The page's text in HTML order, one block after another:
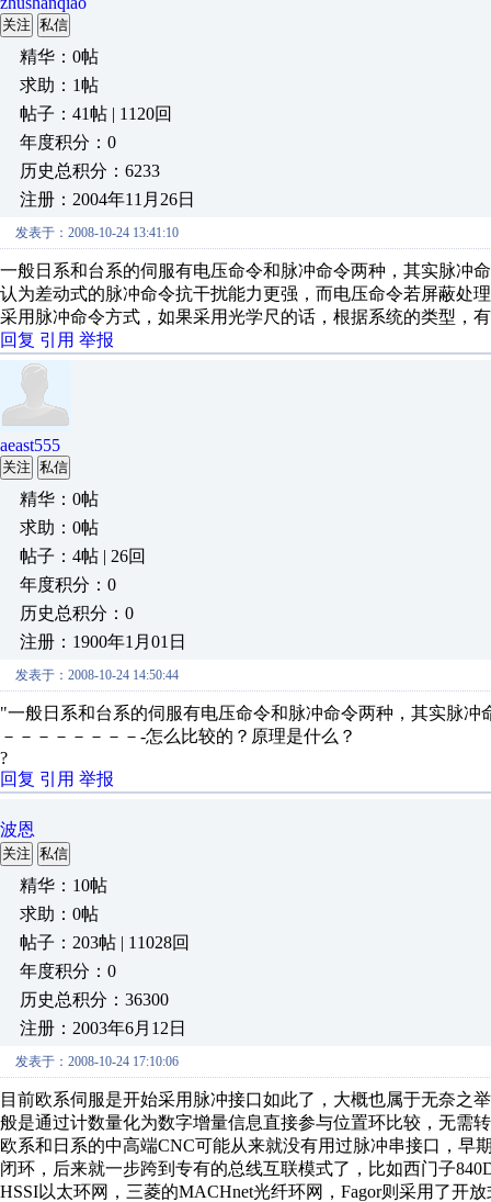
关注 私信
精华：0帖
求助：1帖
帖子：41帖 | 1120回
年度积分：0
历史总积分：6233
注册：2004年11月26日
发表于：2008-10-24 13:41:10
一般日系和台系的伺服有电压命令和脉冲命令两种，其实脉冲
认为差动式的脉冲命令抗干扰能力更强，而电压命令若屏蔽处
采用脉冲命令方式，如果采用光学尺的话，根据系统的类型，
回复 引用 举报
aeast555
关注 私信
精华：0帖
求助：0帖
帖子：4帖 | 26回
年度积分：0
历史总积分：0
注册：1900年1月01日
发表于：2008-10-24 14:50:44
"一般日系和台系的伺服有电压命令和脉冲命令两种，其实脉
－－－－－－－－-怎么比较的？原理是什么？
?
回复 引用 举报
波恩
关注 私信
精华：10帖
求助：0帖
帖子：203帖 | 11028回
年度积分：0
历史总积分：36300
注册：2003年6月12日
发表于：2008-10-24 17:10:06
目前欧系伺服是开始采用脉冲接口如此了，大概也属于无奈之
般是通过计数量化为数字增量信息直接参与位置环比较，无需
欧系和日系的中高端CNC可能从来就没有用过脉冲串接口，早
闭环，后来就一步跨到专有的总线互联模式了，比如西门子
HSSI以太环网，三菱的MACHnet光纤环网，Fagor则采用了开放